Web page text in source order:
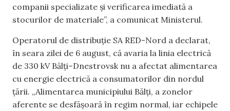
companii specializate și verificarea imediată a
stocurilor de materiale”, a comunicat Ministerul.
Operatorul de distribuție SA RED-Nord a declarat,
în seara zilei de 6 august, că avaria la linia electrică
de 330 kV Bălți–Dnestrovsk nu a afectat alimentarea
cu energie electrică a consumatorilor din nordul
țării. „Alimentarea municipiului Bălți, a zonelor
aferente se desfășoară în regim normal, iar echipele